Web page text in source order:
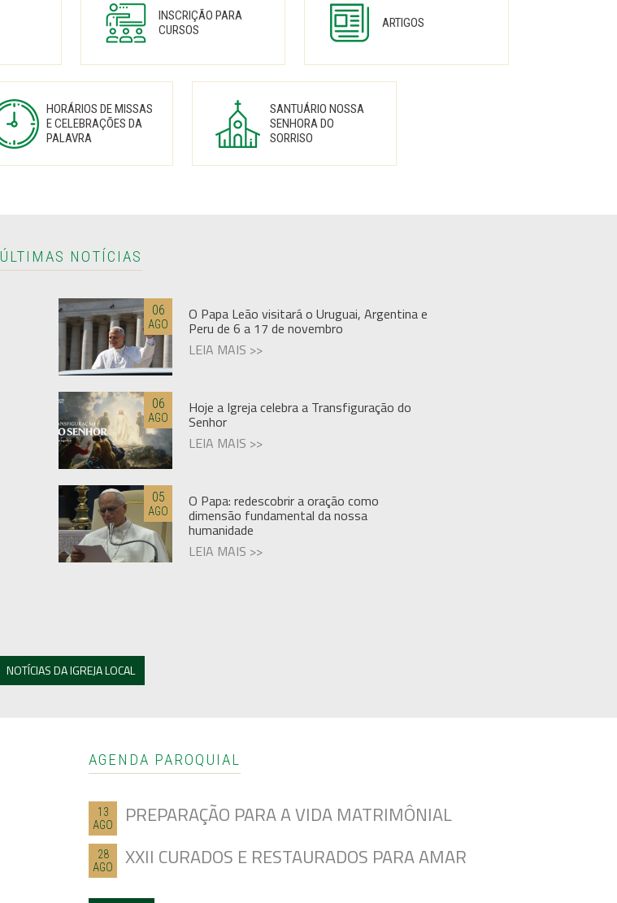
INSCRIÇÃO PARA
CURSOS
ARTIGOS
HORÁRIOS DE MISSAS
E CELEBRAÇÕES DA
PALAVRA
SANTUÁRIO NOSSA
SENHORA DO
SORRISO
ÚLTIMAS NOTÍCIAS
06
AGO
O Papa Leão visitará o Uruguai, Argentina e
Peru de 6 a 17 de novembro
LEIA MAIS >>
06
AGO
Hoje a Igreja celebra a Transfiguração do
Senhor
LEIA MAIS >>
05
AGO
O Papa: redescobrir a oração como
dimensão fundamental da nossa
humanidade
LEIA MAIS >>
NOTÍCIAS DA IGREJA LOCAL
AGENDA PAROQUIAL
13
AGO
PREPARAÇÃO PARA A VIDA MATRIMÔNIAL
28
AGO
XXII CURADOS E RESTAURADOS PARA AMAR